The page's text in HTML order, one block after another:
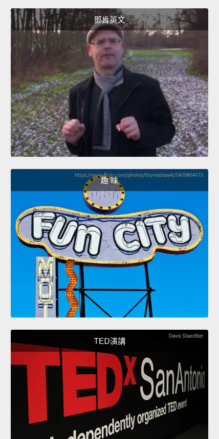
鄧肯英文
趣 味
TED演講